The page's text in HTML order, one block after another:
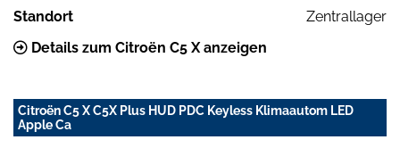
Standort
Zentrallager
Details zum Citroën C5 X anzeigen
Citroën C5 X C5X Plus HUD PDC Keyless Klimaautom LED
Apple Ca